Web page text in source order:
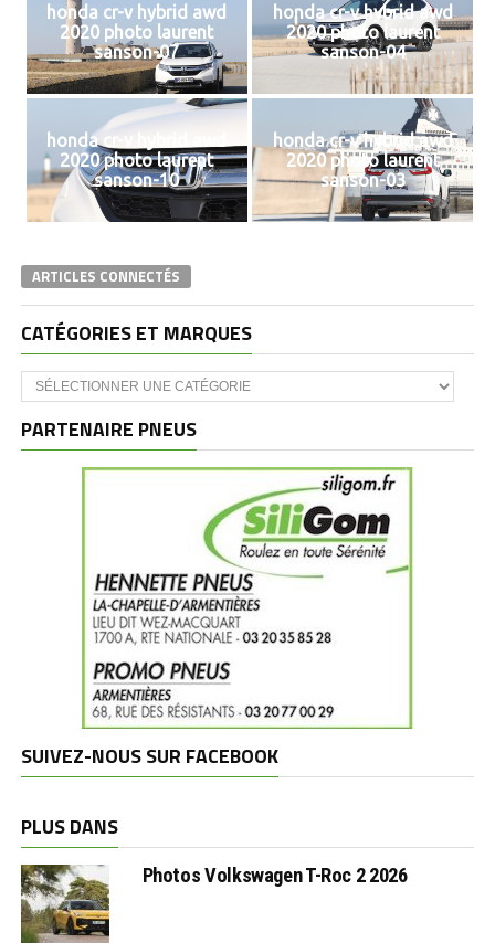
honda cr-v hybrid awd
2020 photo laurent
sanson-07
honda cr-v hybrid awd
2020 photo laurent
sanson-04
honda cr-v hybrid awd
2020 photo laurent
sanson-10
honda cr-v hybrid awd
2020 photo laurent
sanson-03
ARTICLES CONNECTÉS
CATÉGORIES ET MARQUES
Catégories
et
PARTENAIRE PNEUS
SUIVEZ-NOUS SUR FACEBOOK
PLUS DANS
Photos Volkswagen T-Roc 2 2026